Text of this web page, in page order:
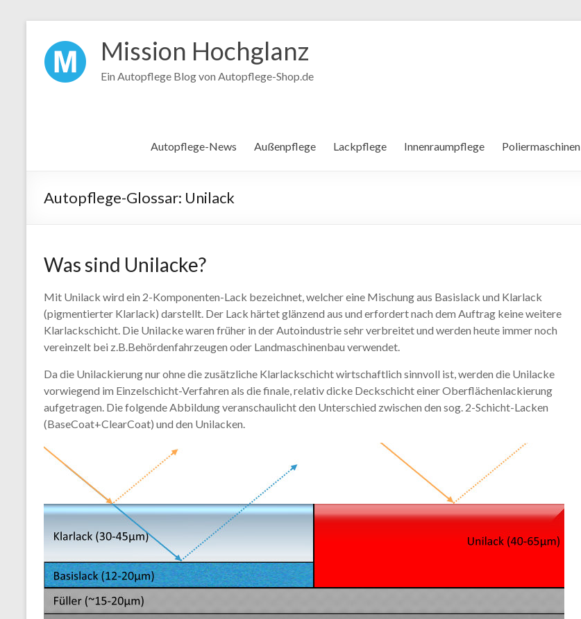
Mission Hochglanz
Ein Autopflege Blog von Autopflege-Shop.de
Autopflege-News Außenpflege Lackpflege Innenraumpflege Poliermaschinen
Unilack
Was sind Unilacke?
Mit Unilack wird ein 2-Komponenten-Lack bezeichnet, welcher eine Mischung aus Basislack und Klarlack
(pigmentierter Klarlack) darstellt. Der Lack härtet glänzend aus und erfordert nach dem Auftrag keine weitere
Klarlackschicht. Die Unilacke waren früher in der Autoindustrie sehr verbreitet und werden heute immer noch
vereinzelt bei z.B.Behördenfahrzeugen oder Landmaschinenbau verwendet.
Da die Unilackierung nur ohne die zusätzliche Klarlackschicht wirtschaftlich sinnvoll ist, werden die Unilacke
vorwiegend im Einzelschicht-Verfahren als die finale, relativ dicke Deckschicht einer Oberflächenlackierung
aufgetragen. Die folgende Abbildung veranschaulicht den Unterschied zwischen den sog. 2-Schicht-Lacken
(BaseCoat+ClearCoat) und den Unilacken.